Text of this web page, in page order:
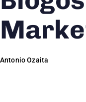
Antonio Ozaita